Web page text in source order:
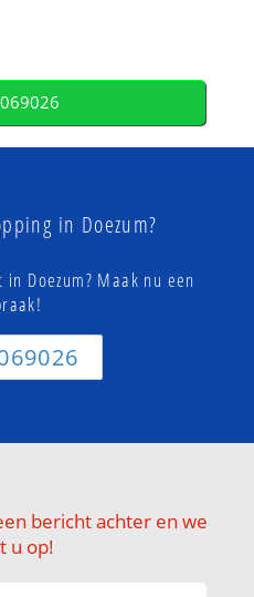
in Doezum?
Doezum? Maak nu een
bericht achter en we
u op!